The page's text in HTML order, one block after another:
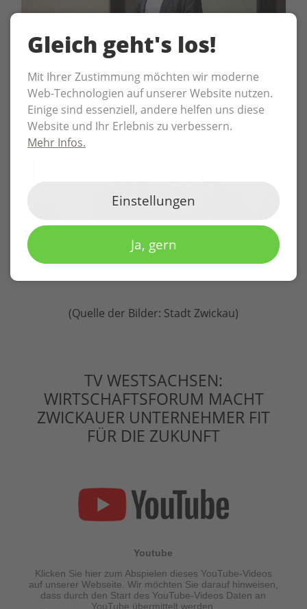
(Quelle der Bilder: Stadt Zwickau)
TV WESTSACHSEN:
WIRTSCHAFTSFORUM MACHT
ZWICKAUER UNTERNEHMER FIT
FÜR DIE ZUKUNFT
Gleich geht's los!
Mit Ihrer Zustimmung möchten wir moderne
Web-Technologien auf unserer Website nutzen.
Einige sind essenziell, andere helfen uns diese
Website und Ihr Erlebnis zu verbessern.
Mehr Infos.
Einstellungen
Ja, gern